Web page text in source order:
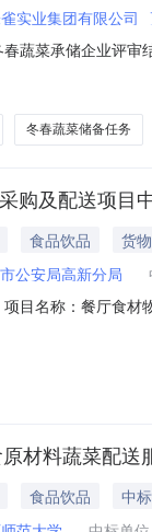
实业集团有限公司
蔬菜承储企业评
司4.陕西朱雀实业
冬春蔬菜储备任务
购及配送项目
食品饮品
货物
公安局高新分局
目名称：餐厅食
址中标（成交）金
材料蔬菜配送
食品饮品
中